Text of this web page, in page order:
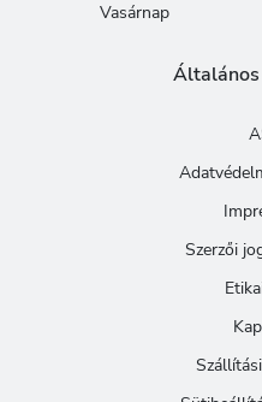
Vasárnap
Szerzői